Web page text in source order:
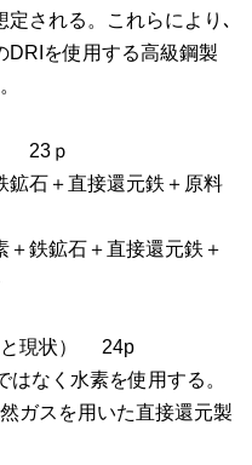
される。これらにより､
DRI を使用する高級鋼製
23 ｐ
鉱石＋直接還元鉄＋原料
鉄鉱石＋直接還元鉄＋
と現状） 24p
はなく水素を使用する。
ガスを用いた直接還元製